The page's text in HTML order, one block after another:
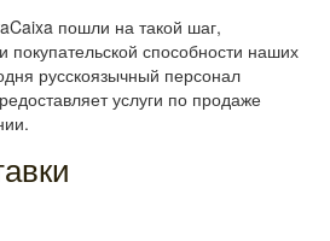
пошли на такой шаг,
покупательской способности наших
русскоязычный персонал
услуги по продаже